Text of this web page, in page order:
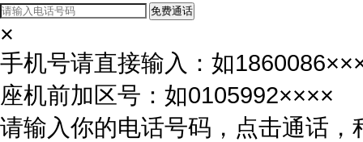
免费通话
×
手机号请直接输入：如
座机前加区号：如0105992××××
请输入你的电话号码，点击通话